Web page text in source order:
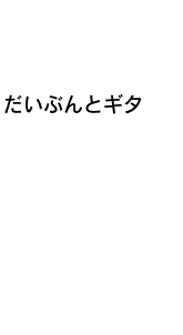
いぶんとギタ